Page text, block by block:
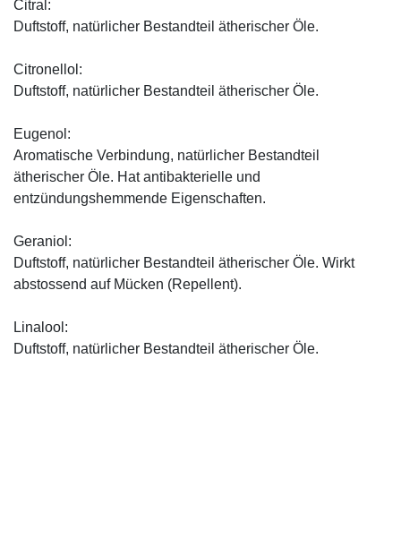
Citral:
Duftstoff, natürlicher Bestandteil ätherischer Öle.
Citronellol:
Duftstoff, natürlicher Bestandteil ätherischer Öle.
Eugenol:
Aromatische Verbindung, natürlicher Bestandteil
ätherischer Öle. Hat antibakterielle und
entzündungshemmende Eigenschaften.
Geraniol:
Duftstoff, natürlicher Bestandteil ätherischer Öle. Wirkt
abstossend auf Mücken (Repellent).
Linalool:
Duftstoff, natürlicher Bestandteil ätherischer Öle.